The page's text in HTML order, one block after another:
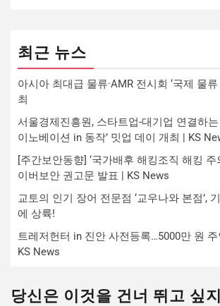
최근 뉴스
아시아 최대급 물류·AMR 전시회 ‘국제 물류
최
서울경제진흥원, 스타트업-대기업 연결하는
이노베이션 in 동작’ 밋업 데이 개최 | KS
[주간보안동향] ‘국가배후 해킹조직 해킹 주
이버보안 권고문 발표 | KS News
교토의 인기 장어 전문점 ‘교우나와 본점’,
에 상륙!
트레저헌터 in 진안 사전등록…5000만 원
KS News
당신은 이것을 건너 뛰고 싶